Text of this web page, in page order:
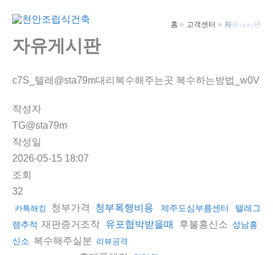
Main
홈 고객센터 자유게시판
자유게시판
c7S_텔레@sta79m대리복수해주는곳 복수하는방법_w0V
작성자
TG@sta79m
작성일
2026-05-15 18:07
조회
32
카톡해킹 청부가격 청부폭행비용 제주도심부름센터
텔레그
램추적 재판증거조작 유포협박받을때 후불흥신소 성남흥
신소 복수해주실분 리뷰공격